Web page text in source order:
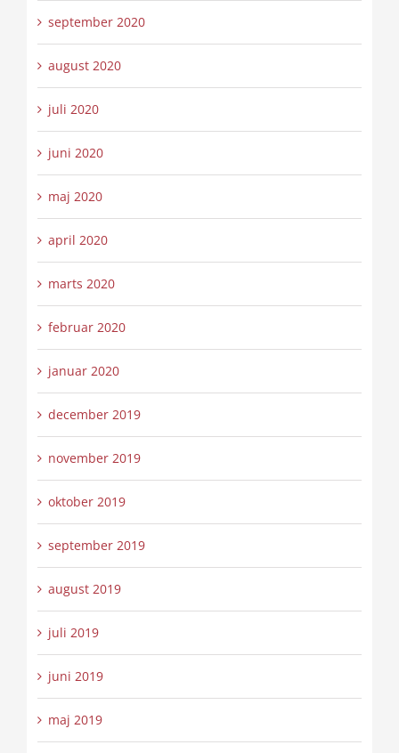
september 2020
august 2020
juli 2020
juni 2020
maj 2020
april 2020
marts 2020
februar 2020
januar 2020
december 2019
november 2019
oktober 2019
september 2019
august 2019
juli 2019
juni 2019
maj 2019